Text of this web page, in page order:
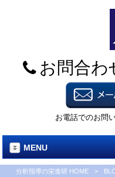
お問合わ
お電話でのお問
MENU
分析指導の栄進研 HOME >